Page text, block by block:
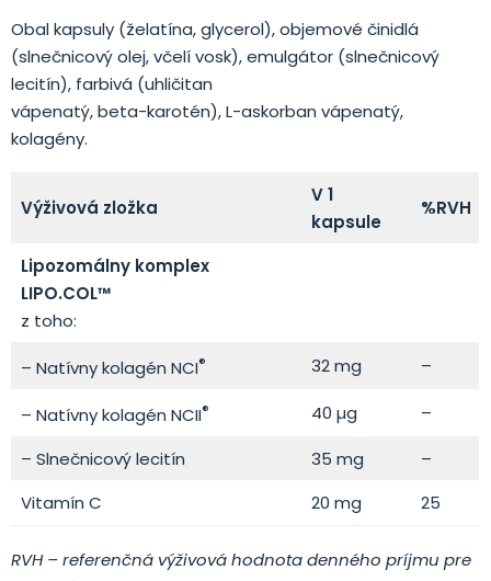
Obal kapsuly (želatína, glycerol), objemové činidlá
(slnečnicový olej, včelí vosk), emulgátor (slnečnicový
lecitín), farbivá (uhličitan
vápenatý, beta-karotén), L-askorban vápenatý,
kolagény.
Výživová zložka
V 1
kapsule
%RVH
Lipozomálny komplex
LIPO.COL™
z toho:
– Natívny kolagén NCI® 32 mg –
– Natívny kolagén NCII® 40 µg
–
– Slnečnicový lecitín
35 mg
–
Vitamín C
20 mg 25
RVH – referenčná výživová hodnota denného príjmu pre